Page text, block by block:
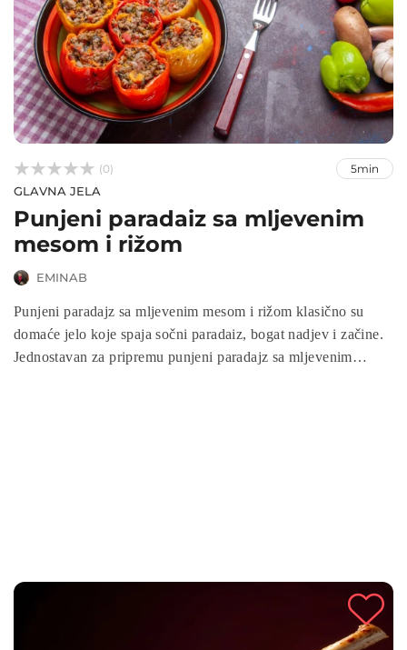


 (0) 5min
GLAVNA JELA
Punjeni paradaiz sa mljevenim
mesom i rižom
EMINAB
Punjeni paradajz sa mljevenim mesom i rižom klasično su
domaće jelo koje spaja sočni paradaiz, bogat nadjev i začine.
Jednostavan za pripremu punjeni paradajz sa mljevenim